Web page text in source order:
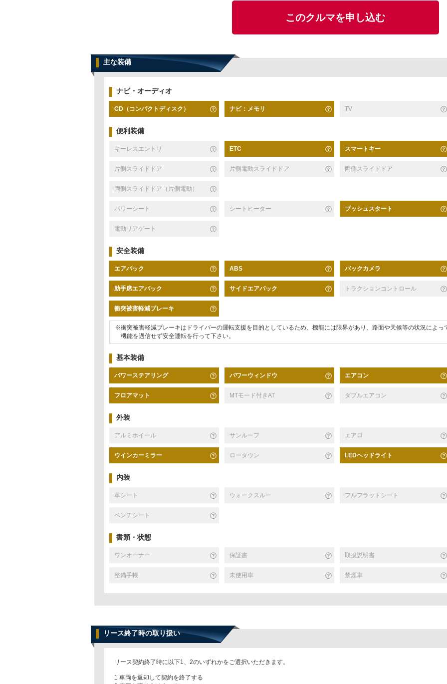
このクルマを申し込む
主な装備
ナビ・オーディオ
CD（コンパクトディスク） ナビ：メモリ TV
便利装備
キーレスエントリ ETC スマートキー
片側スライドドア 片側電動スライドドア 両側スライドドア
両側スライドドア（片側電動）
パワーシート シートヒーター プッシュスタート
電動リアゲート
安全装備
エアバック ABS バックカメラ
助手席エアバック サイドエアバック トラクションコントロール
衝突被害軽減ブレーキ
※衝突被害軽減ブレーキはドライバーの運転支援を目的としているため、機能には限界があり、路面や天候等の状況によっ
機能を過信せず安全運転を行って下さい。
基本装備
パワーステアリング パワーウィンドウ エアコン
フロアマット MTモード付きAT ダブルエアコン
外装
アルミホイール サンルーフ エアロ
ウインカーミラー ローダウン LEDヘッドライト
内装
革シート ウォークスルー フルフラットシート
ベンチシート
書類・状態
ワンオーナー 保証書 取扱説明書
整備手帳 未使用車 禁煙車
リース終了時の取り扱い
リース契約終了時に以下1、2のいずれかをご選択いただきます。
1 車両を返却して契約を終了する